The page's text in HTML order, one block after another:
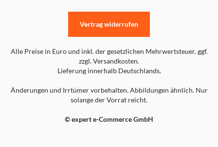
Alle Preise in Euro und inkl. der gesetzlichen Mehrwertsteuer. ggf.
zzgl. Versandkosten.
Lieferung innerhalb Deutschlands.
Änderungen und Irrtümer vorbehalten. Abbildungen ähnlich. Nur
solange der Vorrat reicht.
© expert e-Commerce GmbH
Vertrag widerrufen